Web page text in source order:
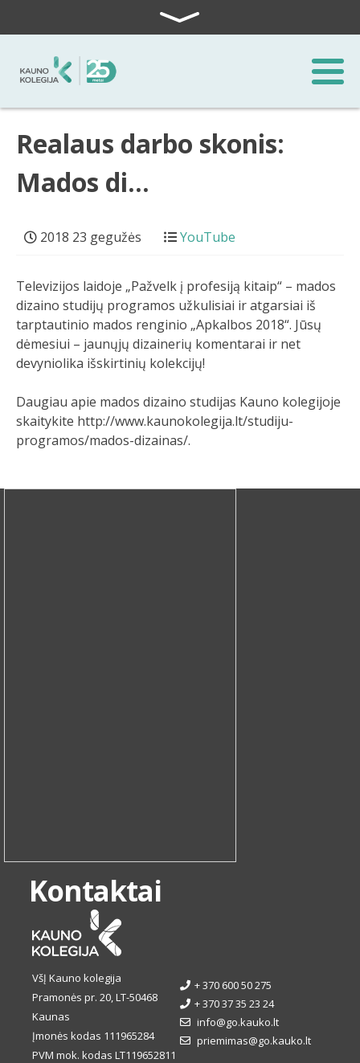
Realaus darbo skonis:
Mados di…
2018 23 gegužės YouTube
Televizijos laidoje „Pažvelk į profesiją kitaip“ – mados
dizaino studijų programos užkulisiai ir atgarsiai iš
tarptautinio mados renginio „Apkalbos 2018“. Jūsų
dėmesiui – jaunųjų dizainerių komentarai ir net
devyniolika išskirtinių kolekcijų!
Daugiau apie mados dizaino studijas Kauno kolegijoje
skaitykite http://www.kaunokolegija.lt/studiju-
programos/mados-dizainas/.
Kontaktai
VšĮ Kauno kolegija
Pramonės pr. 20, LT-50468
Kaunas
Įmonės kodas 111965284
PVM mok. kodas LT119652811
+ 370 600 50 275
+ 370 37 35 23 24
info@go.kauko.lt
priemimas@go.kauko.lt